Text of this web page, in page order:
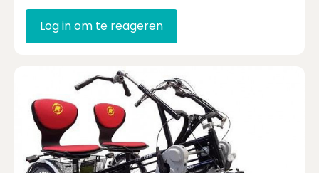
Log in om te reageren